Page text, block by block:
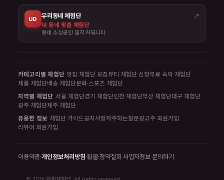
UD 우리동네 체험단 ↗
내 동네 맞춤 체험단
동네 소상공인 밀착 커뮤니티
카테고리별 체험단 맛집 체험단 모집뷰티 체험단 신청무료 숙박 체험단
제품 체험단배송 체험단문화·스포츠 체험단
지역별 체험단 서울 체험단경기 체험단인천 체험단부산 체험단대구 체험단
광주 체험단제주 체험단
유용한 정보 체험단 가이드공지사항자주하는질문광고주 회원가입
리뷰어 회원가입
이용약관·개인정보처리방침·환불·청약철회·사업자정보·문의하기